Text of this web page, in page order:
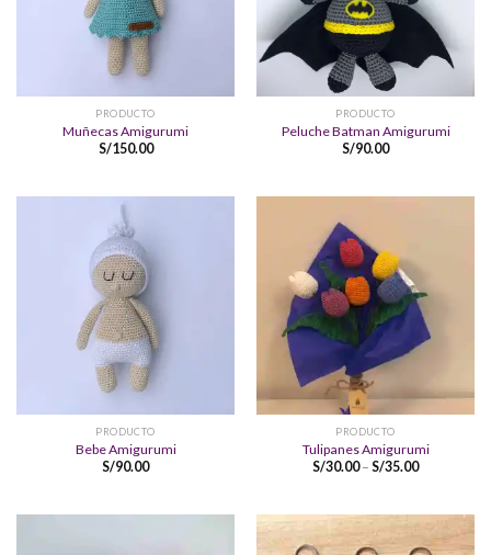
PRODUCTO
Muñecas Amigurumi
S/150.00
PRODUCTO
Peluche Batman Amigurumi
S/90.00
PRODUCTO
Bebe Amigurumi
S/90.00
PRODUCTO
Tulipanes Amigurumi
S/30.00– S/35.00